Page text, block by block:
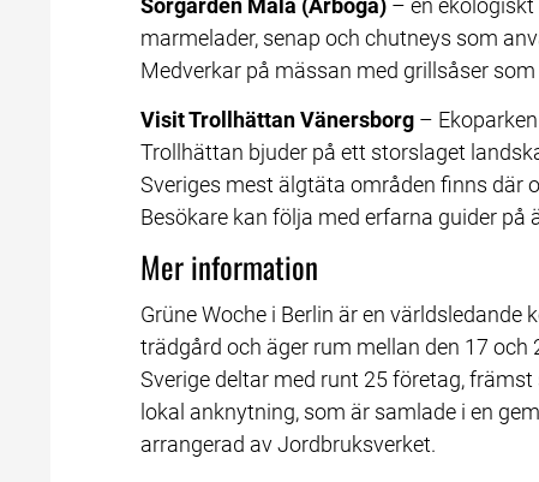
marmelader, senap och chutneys som
Medverkar på mässan med grillsåser
Visit Trollhättan Vänersborg –
Trollhättan bjuder på ett storslaget
Sveriges mest älgtäta områden finns där
Besökare kan följa med erfarna guider
Mer information
Grüne Woche i Berlin är en
trädgård och äger rum mellan den 17
Sverige deltar med runt 25 företag,
lokal anknytning, som är samlade i en
arrangerad av Jordbruksverket.